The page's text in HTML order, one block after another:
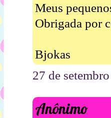
Meus
Obrigada por
Bjokas
27 de
Anônimo